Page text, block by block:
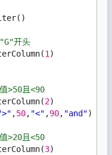
开头
1)
>50且<90
2)
,50, "<" ,90, "and")
>20且<50
3)